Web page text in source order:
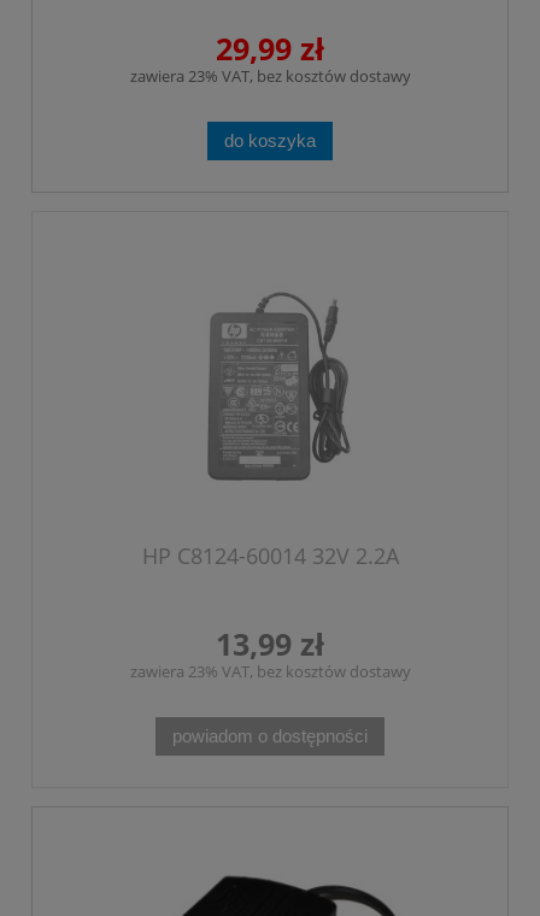
29,99 zł
zawiera 23% VAT, bez kosztów dostawy
do koszyka
HP C8124-60014 32V 2.2A
13,99 zł
zawiera 23% VAT, bez kosztów dostawy
powiadom o dostępności